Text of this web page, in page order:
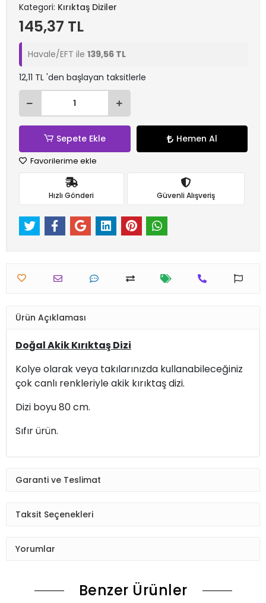
Kategori: Kırıktaş Diziler
145,37 TL
Havale/EFT ile 139,56 TL
12,11 TL 'den başlayan taksitlerle
Sepete Ekle Hemen Al
Favorilerime ekle
Hızlı Gönderi Güvenli Alışveriş
Ürün Açıklaması
Doğal Akik Kırıktaş Dizi
Kolye olarak veya takılarınızda kullanabileceğiniz
çok canlı renkleriyle akik kırıktaş dizi.
Dizi boyu 80 cm.
Sıfır ürün.
Garanti ve Teslimat
Taksit Seçenekleri
Yorumlar
Benzer Ürünler